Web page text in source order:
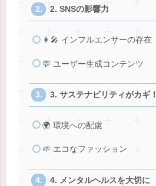
2. SNSの影響力
👩‍🎤 インフルエンサーの存在
💬 ユーザー生成コンテンツ
3. サステナビリティがカギ！
🌍 環境への配慮
🌱 エコなファッション
4. メンタルヘルスを大切に